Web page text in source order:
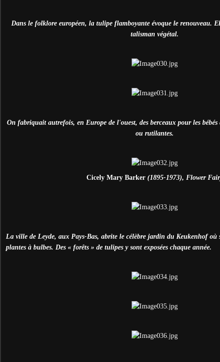
Dans le folklore européen, la tulipe flamboyante évoque le renouveau.
talisman végétal.
On fabriquait autrefois, en Europe de l'ouest, des berceaux pour les bébés
ou rutilantes.
Cicely Mary Barker (1895-1973), Flower
La ville de Leyde, aux Pays-Bas, abrite le célèbre jardin du Keukenhof où
plantes à bulbes. Des « forêts » de tulipes y sont exposées chaque année.